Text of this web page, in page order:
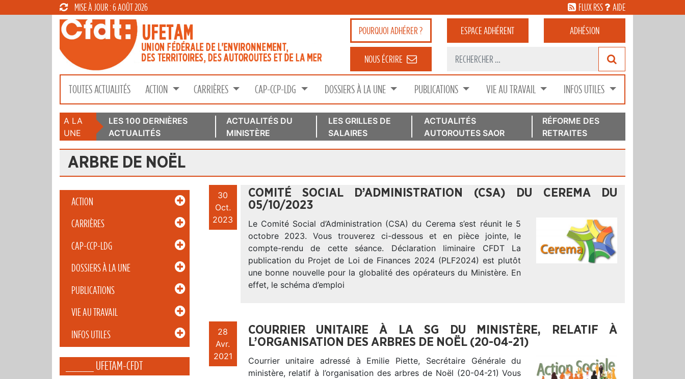
MISE À JOUR : 6 AOÛT 2026 FLUX RSS AIDE
POURQUOIADHÉRER ? ESPACEADHÉRENT ADHÉSION
NOUS ÉCRIRE
TOUTES ACTUALITÉS ACTION CARRIÈRES CAP-CCP-LDG DOSSIERS À LA UNE PUBLICATIONS VIE AU TRAVAIL INFOS UTILES
A LA
UNE
LES 100 DERNIÈRES
ACTUALITÉS
ACTUALITÉS DU
MINISTÈRE
LES GRILLES DE
SALAIRES
ACTUALITÉS
AUTOROUTES SAOR
RÉFORME DES
RETRAITES
ARBRE DE NOËL
ACTION
CARRIÈRES
CAP-CCP-LDG
DOSSIERS À LA UNE
PUBLICATIONS
VIE AU TRAVAIL
INFOS UTILES
_____ UFETAM-CFDT
30
Oct.
2023
COMITÉ SOCIAL D’ADMINISTRATION (CSA) DU CEREMA DU
05/10/2023
Le Comité Social d’Administration (CSA) du Cerema s’est réunit le 5
octobre 2023. Vous trouverez ci-dessous et en pièce jointe, le
compte-rendu de cette séance. Déclaration liminaire CFDT La
publication du Projet de Loi de Finances 2024 (PLF2024) est plutôt
une bonne nouvelle pour la globalité des opérateurs du Ministère. En
effet, le schéma d’emploi
28
Avr.
2021
COURRIER UNITAIRE À LA SG DU MINISTÈRE, RELATIF À
L’ORGANISATION DES ARBRES DE NOËL (20-04-21)
Courrier unitaire adressé à Emilie Piette, Secrétaire Générale du
ministère, relatif à l’organisation des arbres de Noël (20-04-21) Vous